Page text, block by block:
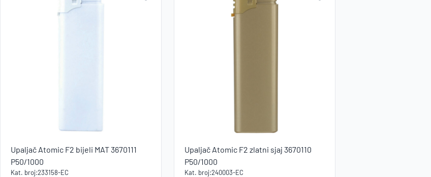
Upaljač Atomic F2 bijeli MAT 3670111
P50/1000
Kat. broj:233158-EC
Upaljač Atomic F2 zlatni sjaj 3670110
P50/1000
Kat. broj:240003-EC